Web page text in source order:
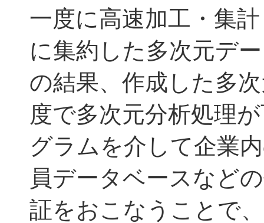
一度に高速加工・集
に集約した多次元デ
の結果、作成した多
度で多次元分析処理
グラムを介して企業
員データベースなど
証をおこなうことで